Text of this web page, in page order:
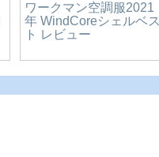
ワークマン空調服2021
年 WindCoreシェルベス
ト レビュー